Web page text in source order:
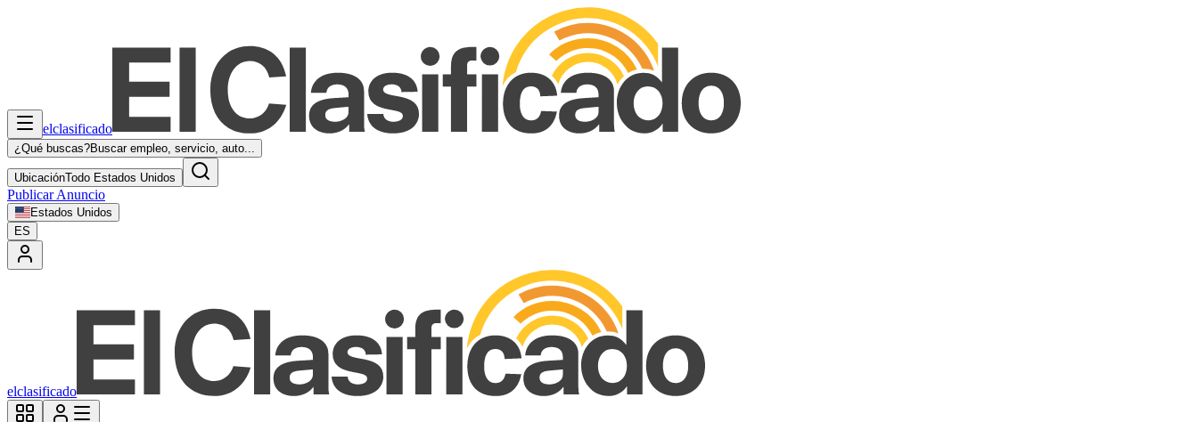
elclasificado
¿Qué buscas?Buscar empleo, servicio, auto...
UbicaciónTodo Estados Unidos
Publicar Anuncio
Estados Unidos
ES
elclasificado